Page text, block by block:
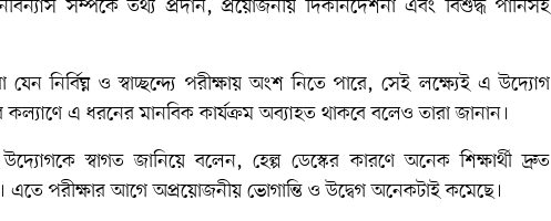
সম্পর্কে তথ্য প্রদান, প্রয়োজনীয় দিকনির্দেশনা এবং বিশুদ্ধ পানিসহ
যেন নির্বিঘ্ন ও স্বাচ্ছন্দ্যে পরীক্ষায় অংশ নিতে পারে, সেই লক্ষ্যেই এ উদ্যোগ
কল্যাণে এ ধরনের মানবিক কার্যক্রম অব্যাহত থাকবে বলেও তারা জানান।
স্বাগত জানিয়ে বলেন, হেল্প ডেস্কের কারণে অনেক শিক্ষার্থী দ্রুত
পরীক্ষার আগে অপ্রয়োজনীয় ভোগান্তি ও উদ্বেগ অনেকটাই কমেছে।